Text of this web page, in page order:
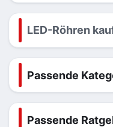
LED-Röhren
Passende
Passende